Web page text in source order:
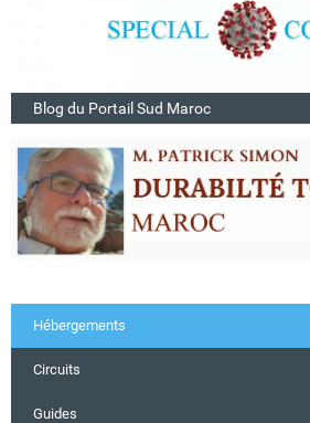
Blog du Portail Sud Maroc
Hébergements
Circuits
Guides